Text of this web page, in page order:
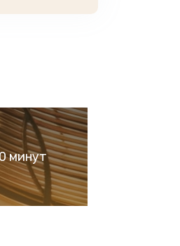
минут